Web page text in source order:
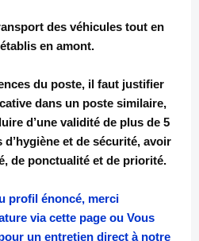
des véhicules tout en
en amont.
du poste, il faut justifier
dans un poste similaire,
d’une validité de plus de 5
et de sécurité, avoir
de ponctualité et de priorité.
profil énoncé, merci
via cette page ou Vous
un entretien direct à notre